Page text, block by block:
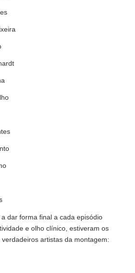
dar forma final a cada episódio
e olho clínico, estiveram os
artistas da montagem: